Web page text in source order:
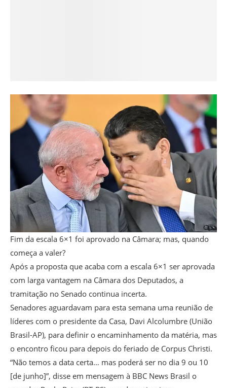
Fim da escala 6×1 foi aprovado na Câmara; mas, quando
começa a valer?
Após a proposta que acaba com a escala 6×1 ser aprovada
com larga vantagem na Câmara dos Deputados, a
tramitação no Senado continua incerta.
Senadores aguardavam para esta semana uma reunião de
líderes com o presidente da Casa, Davi Alcolumbre (União
Brasil-AP), para definir o encaminhamento da matéria, mas
o encontro ficou para depois do feriado de Corpus Christi.
“Não temos a data certa… mas poderá ser no dia 9 ou 10
[de junho]”, disse em mensagem à BBC News Brasil o